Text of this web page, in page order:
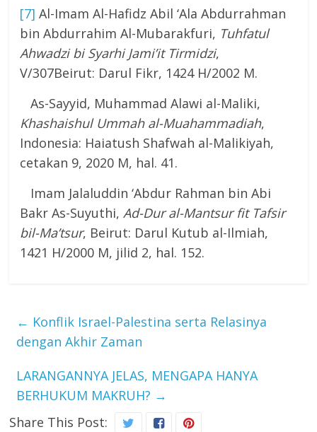
[7] Al-Imam Al-Hafidz Abil ‘Ala Abdurrahman
bin Abdurrahim Al-Mubarakfuri, Tuhfatul
Ahwadzi bi Syarhi Jami’it Tirmidzi,
V/307Beirut: Darul Fikr, 1424 H/2002 M.
As-Sayyid, Muhammad Alawi al-Maliki,
Khashaishul Ummah al-Muahammadiah,
Indonesia: Haiatush Shafwah al-Malikiyah,
cetakan 9, 2020 M, hal. 41.
Imam Jalaluddin ‘Abdur Rahman bin Abi
Bakr As-Suyuthi,Ad-Dural-Mantsur fit Tafsir
bil-Ma’tsur, Beirut: Darul Kutub al-Ilmiah,
1421 H/2000 M, jilid 2, hal. 152.
← Konflik Israel-Palestina serta Relasinya
dengan Akhir Zaman
LARANGANNYA JELAS, MENGAPA HANYA
BERHUKUM MAKRUH? →
Share This Post: